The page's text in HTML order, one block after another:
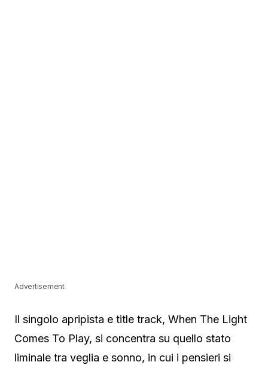
Advertisement
Il singolo apripista e title track, When The Light
Comes To Play, si concentra su quello stato
liminale tra veglia e sonno, in cui i pensieri si